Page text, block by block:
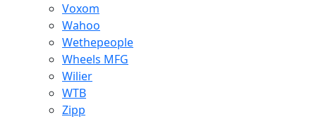
Voxom
Wahoo
Wethepeople
Wheels MFG
Wilier
WTB
Zipp